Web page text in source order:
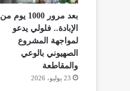
بعد مرور 1000 يوم من
الإبادة.. فلولي يدعو
لمواجهة المشروع
الصهيوني بالوعي
والمقاطعة
23 يوليو، 2026